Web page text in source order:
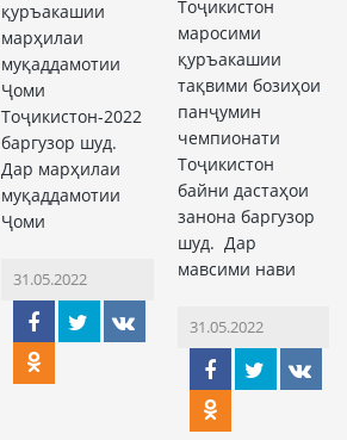
қуръакашии
марҳилаи
муқаддамотии
Ҷоми
Тоҷикистон-2022
баргузор шуд.
Дар марҳилаи
муқаддамотии
Ҷоми
31.05.2022
Тоҷикистон
маросими
қуръакашии
тақвими бозиҳои
панҷумин
чемпионати
Тоҷикистон
байни дастаҳои
занона баргузор
шуд. Дар
мавсими нави
31.05.2022